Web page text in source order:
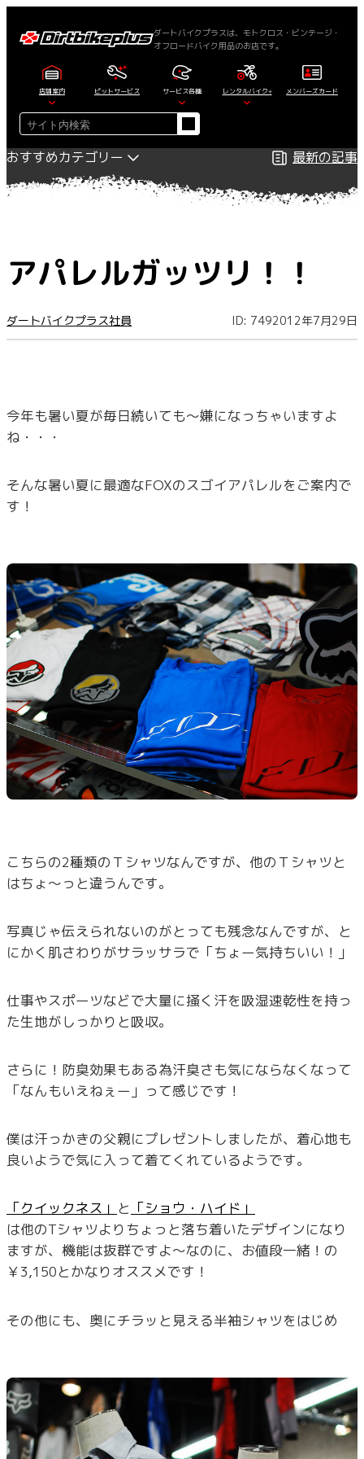
ダートバイクプラスは、モトクロス・ビンテージ・
オフロードバイク用品のお店です。
店舗案内 ピットサービス サービス各種 レンタルバイク+ メンバーズカード
検
索
おすすめカテゴリー
最新の記事
アパレルガッツリ！！
ダートバイクプラス社員 ID: 7492012年7月29日
今年も暑い夏が毎日続いても～嫌になっちゃいますよ
ね・・・
そんな暑い夏に最適なFOXのスゴイアパレルをご案内で
す！
こちらの2種類のＴシャツなんですが、他のＴシャツと
はちょ～っと違うんです。
写真じゃ伝えられないのがとっても残念なんですが、と
にかく肌さわりがサラッサラで「ちょー気持ちいい！」
仕事やスポーツなどで大量に掻く汗を吸湿速乾性を持っ
た生地がしっかりと吸収。
さらに！防臭効果もある為汗臭さも気にならなくなって
「なんもいえねぇー」って感じです！
僕は汗っかきの父親にプレゼントしましたが、着心地も
良いようで気に入って着てくれているようです。
「クイックネス」 と 「ショウ・ハイド」
は他のTシャツよりちょっと落ち着いたデザインになり
ますが、機能は抜群ですよ～なのに、お値段一緒！の
￥3,150とかなりオススメです！
その他にも、奥にチラッと見える半袖シャツをはじめ